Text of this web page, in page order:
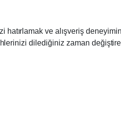
ve alışveriş
dilediğiniz zaman